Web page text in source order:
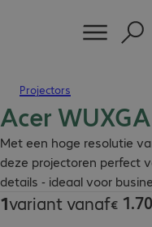
Projectors
Acer
Met een hoge resolutie
deze projectoren perfect
details - ideaal voor
1variant vanaf€ 1.
€